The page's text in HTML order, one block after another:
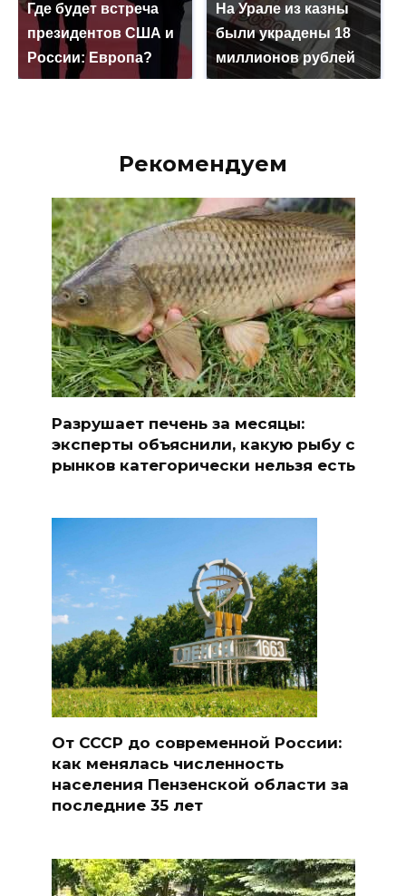
Где будет встреча
президентов США и
России: Европа?
На Урале из казны
были украдены 18
миллионов рублей
Рекомендуем
Разрушает печень за месяцы:
эксперты объяснили, какую рыбу с
рынков категорически нельзя есть
От СССР до современной России:
как менялась численность
населения Пензенской области за
последние 35 лет